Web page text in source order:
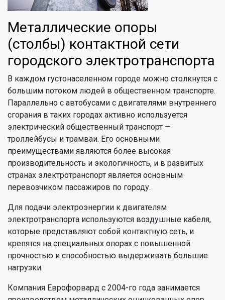
Металлические опоры
(столбы) контактной сети
городского электротранспорта
В каждом густонаселенном городе можно столкнутся с
большим потоком людей в общественном транспорте.
Параллельно с автобусами с двигателями внутреннего
сгорания в таких городах активно используется
электрический общественный транспорт —
троллейбусы и трамваи. Его основными
преимуществами являются более высокая
производительность и экологичность, и в развитых
странах электротранспорт является основным
перевозчиком пассажиров по городу.
Для подачи электроэнергии к двигателям
электротранспорта используются воздушные кабеля,
которые представляют собой контактную сеть, и
крепятся на специальных опорах c повышенной
прочностью и способностью выдерживать большие
нагрузки.
Компания Еврофорвард с 2004-го года занимается